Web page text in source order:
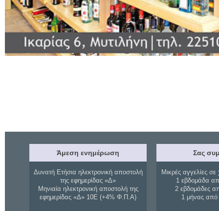
Άμεση ενημέρωση
Δυνατή Ετήσια ηλεκτρονική αποστολή
της εφημερίδας «Δ»
Μηνιαία ηλεκτρονική αποστολή της
εφημερίδας «Δ» 10Ε (+4% Φ.Π.Α)
Σας
Μικρές αγγελίες σε
1 εβδομάδα
2 εβδομάδες
1 μήνας